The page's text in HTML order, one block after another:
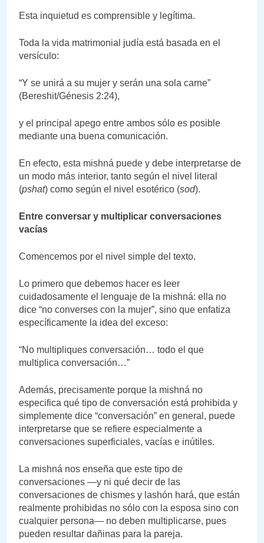
Esta inquietud es comprensible y legítima.
Toda la vida matrimonial judía está basada en el
versículo:
“Y se unirá a su mujer y serán una sola carne”
(Bereshit/Génesis 2:24),
y el principal apego entre ambos sólo es posible
mediante una buena comunicación.
En efecto, esta mishná puede y debe interpretarse de
un modo más interior, tanto según el nivel literal
(pshat) como según el nivel esotérico (sod).
Entre conversar y multiplicar conversaciones
vacías
Comencemos por el nivel simple del texto.
Lo primero que debemos hacer es leer
cuidadosamente el lenguaje de la mishná: ella no
dice “no converses con la mujer”, sino que enfatiza
específicamente la idea del exceso:
“No multipliques conversación… todo el que
multiplica conversación…”
Además, precisamente porque la mishná no
especifica qué tipo de conversación está prohibida y
simplemente dice “conversación” en general, puede
interpretarse que se refiere especialmente a
conversaciones superficiales, vacías e inútiles.
La mishná nos enseña que este tipo de
conversaciones —y ni qué decir de las
conversaciones de chismes y lashón hará, que están
realmente prohibidas no sólo con la esposa sino con
cualquier persona— no deben multiplicarse, pues
pueden resultar dañinas para la pareja.